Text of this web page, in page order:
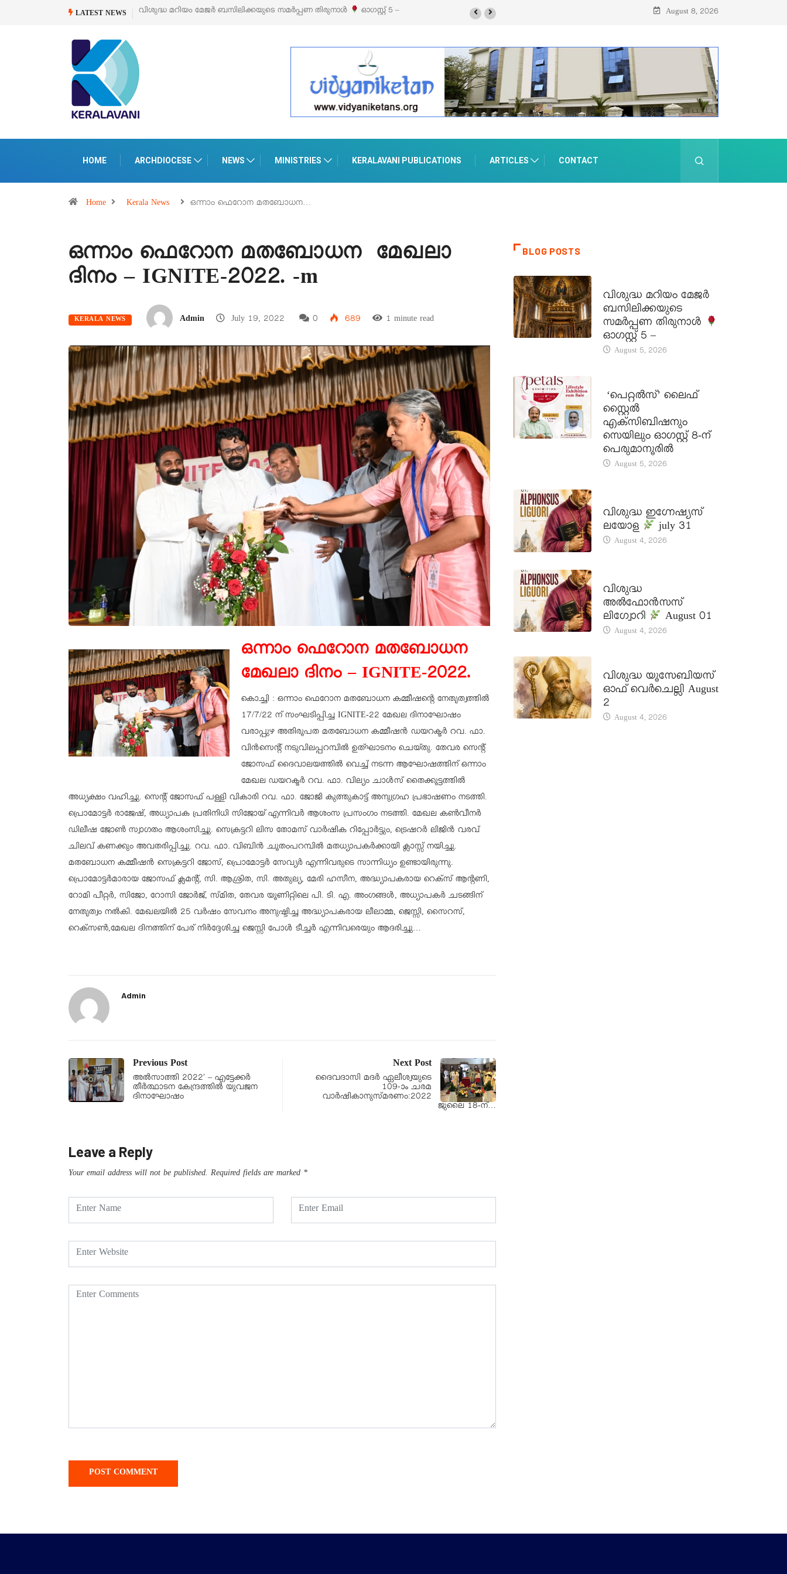
LATEST NEWS
മറിയം മേജർ ബസിലിക്കയുടെ സമർപ്പണ തിരുനാൾ ഓഗസ്റ്റ് 5 –‘പെറ്റൽസ്’ ലൈഫ് സ്റ്റൈൽ എക്സിബിഷനും സെയിലും ഓഗസ്റ്റ് 8-ന്
August 8, 2026
HOME ARCHDIOCESE NEWS MINISTRIES KERALAVANI PUBLICATIONS ARTICLES CONTACT
Home Kerala News ഒന്നാം ഫെറോന മതബോധന…
ഒന്നാം ഫെറോന മതബോധന മേഖലാ
ദിനം – IGNITE-2022. -m
KERALA NEWS Admin July 19, 2022 0 689 1 minute read
ഒന്നാം ഫെറോന മതബോധന
മേഖലാ ദിനം – IGNITE-2022.
കൊച്ചി : ഒന്നാം ഫെറോന മതബോധന കമ്മീഷന്റെ നേതൃത്വത്തിൽ
17/7/22 ന് സംഘടിപ്പിച്ച IGNITE-22 മേഖല ദിനാഘോഷം
വരാപ്പുഴ അതിരൂപത മതബോധന കമ്മീഷൻ ഡയറക്ടർ റവ. ഫാ.
വിൻസെന്റ് നടുവിലപ്പറമ്പിൽ ഉത്ഘാടനം ചെയ്തു. തേവര സെന്റ്
ജോസഫ് ദൈവാലയത്തിൽ വെച്ച് നടന്ന ആഘോഷത്തിന് ഒന്നാം
മേഖല ഡയറക്ടർ റവ. ഫാ. വില്യം ചാൾസ് തൈക്കൂട്ടത്തിൽ
അധ്യക്ഷം വഹിച്ചു. സെന്റ് ജോസഫ് പള്ളി വികാരി റവ. ഫാ. ജോജി കുത്തുകാട്ട് അനുഗ്രഹ പ്രഭാഷണം നടത്തി.
പ്രൊമോട്ടർ രാജേഷ്, അധ്യാപക പ്രതിനിധി സിജോയ് എന്നിവർ ആശംസ പ്രസംഗം നടത്തി. മേഖല കൺവീനർ
ഡിലീഷ ജോൺ സ്വാഗതം ആശംസിച്ചു. സെക്രട്ടറി ലിസ തോമസ് വാർഷിക റിപ്പോർട്ടും, ട്രെഷറർ ലിജിൻ വരവ്
ചിലവ് കണക്കും അവതരിപ്പിച്ചു. റവ. ഫാ. വിബിൻ ചൂതംപറമ്പിൽ മതധ്യാപകർക്കായി ക്ലാസ്സ്‌ നയിച്ചു.
മതബോധന കമ്മീഷൻ സെക്രട്ടറി ജോസ്, പ്രൊമോട്ടർ സേവ്യർ എന്നിവരുടെ സാന്നിധ്യം ഉണ്ടായിരുന്നു.
പ്രൊമോട്ടർമാരായ ജോസഫ് ക്ലമന്റ്, സി. ആശ്രിത, സി. അതുല്യ, മേരി ഹസീന, അദ്ധ്യാപകരായ റെക്സ് ആന്റണി,
റോമി പീറ്റർ, സിജോ, റോസി ജോർജ്, സ്മിത, തേവര യൂണിറ്റിലെ പി. ടി. എ. അംഗങ്ങൾ, അധ്യാപകർ ചടങ്ങിന്
നേതൃത്വം നൽകി. മേഖലയിൽ 25 വർഷം സേവനം അനുഷ്ടിച്ച അദ്ധ്യാപകരായ ലീലാമ്മ, ജെസ്സി, സൈറസ്,
റെക്സൺ,മേഖല ദിനത്തിന് പേര് നിർദ്ദേശിച്ച ജെസ്സി പോൾ ടീച്ചർ എന്നിവരെയും ആദരിച്ചു…
Admin
Previous Post
അൽസാത്തി 2022′ – എട്ടേക്കർ
തീർത്ഥാടന കേന്ദ്രത്തിൽ യുവജന
ദിനാഘോഷം
Next Post
ദൈവദാസി മദര്‍ ഏലീശ്വയുടെ
109-ാം ചരമ
വാര്‍ഷികാനുസ്മരണം:2022
ജുലൈ 18-ന്…
Leave a Reply
Your email address will not be published. Required fields are marked *
BLOG POSTS
വിശുദ്ധ മറിയം മേജർ
ബസിലിക്കയുടെ
സമർപ്പണ തിരുനാൾ
ഓഗസ്റ്റ് 5 –
August 5, 2026
‘പെറ്റൽസ്’ ലൈഫ്
സ്റ്റൈൽ
എക്സിബിഷനും
സെയിലും ഓഗസ്റ്റ് 8-ന്
പെരുമാനൂരിൽ
August 5, 2026
വിശുദ്ധ ഇഗ്നേഷ്യസ്
ലയോള
july 31
August 4, 2026
വിശുദ്ധ
അൽഫോൻസസ്
ലിഗ്വോറി
August 01
August 4, 2026
വിശുദ്ധ യൂസേബിയസ്
ഓഫ് വെർചെല്ലി August
2
August 4, 2026